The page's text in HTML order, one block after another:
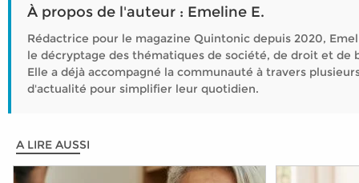
À propos de l'auteur : Emeline E.
Rédactrice pour le magazine Quintonic depuis 2020,
le décryptage des thématiques de société, de droit et de
Elle a déjà accompagné la communauté à travers
d'actualité pour simplifier leur quotidien.
A LIRE AUSSI